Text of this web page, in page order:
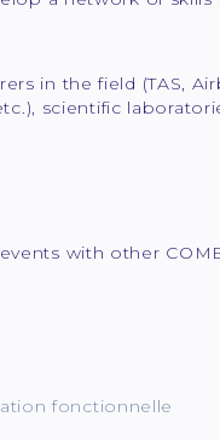
in the field (TAS,
scientific
with other
fonctionnelle